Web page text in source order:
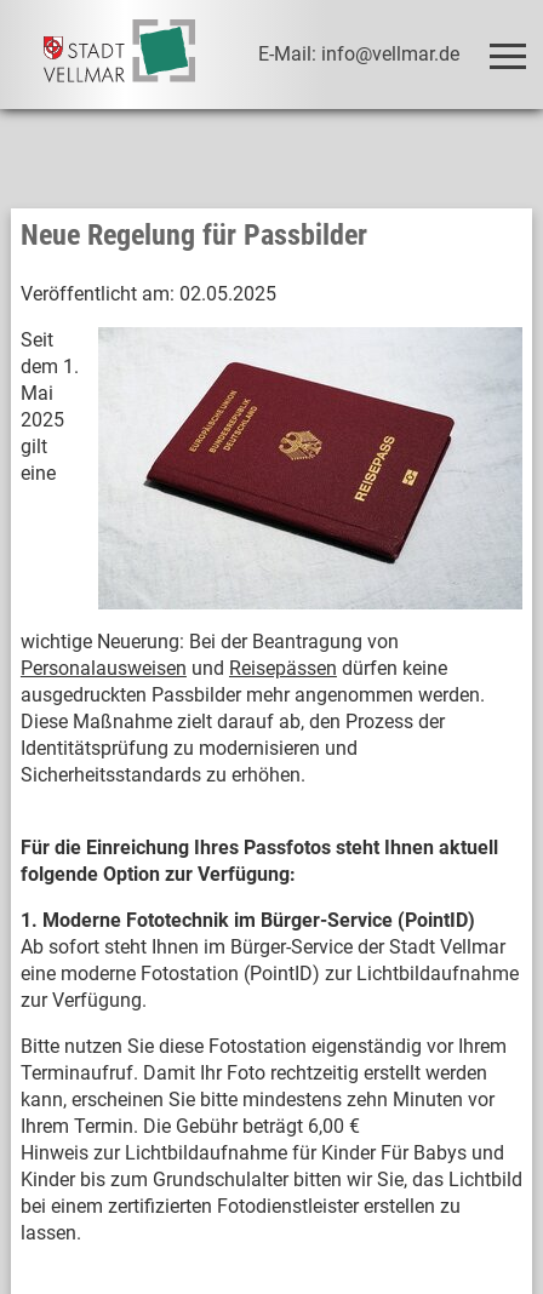
E-Mail: info@vellmar.de
Neue Regelung für Passbilder
Veröffentlicht am: 02.05.2025
Seit
dem 1.
Mai
2025
gilt
eine
wichtige Neuerung: Bei der Beantragung von
Personalausweisen und Reisepässen dürfen keine
ausgedruckten Passbilder mehr angenommen werden.
Diese Maßnahme zielt darauf ab, den Prozess der
Identitätsprüfung zu modernisieren und
Sicherheitsstandards zu erhöhen.
Für die Einreichung Ihres Passfotos steht Ihnen aktuell
folgende Option zur Verfügung:
1. Moderne Fototechnik im Bürger-Service (PointID)
Ab sofort steht Ihnen im Bürger-Service der Stadt Vellmar
eine moderne Fotostation (PointID) zur Lichtbildaufnahme
zur Verfügung.
Bitte nutzen Sie diese Fotostation eigenständig vor Ihrem
Terminaufruf. Damit Ihr Foto rechtzeitig erstellt werden
kann, erscheinen Sie bitte mindestens zehn Minuten vor
Ihrem Termin. Die Gebühr beträgt 6,00 €
Hinweis zur Lichtbildaufnahme für Kinder Für Babys und
Kinder bis zum Grundschulalter bitten wir Sie, das Lichtbild
bei einem zertifizierten Fotodienstleister erstellen zu
lassen.